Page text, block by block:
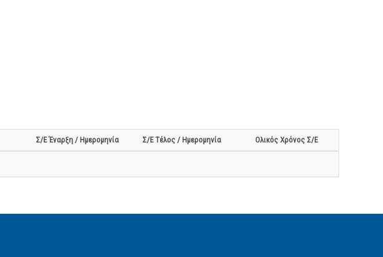
Σ/Ε Έναρξη / Ημερομηνία Σ/Ε Τέλος / Ημερομηνία Ολικός Χρόνος Σ/Ε